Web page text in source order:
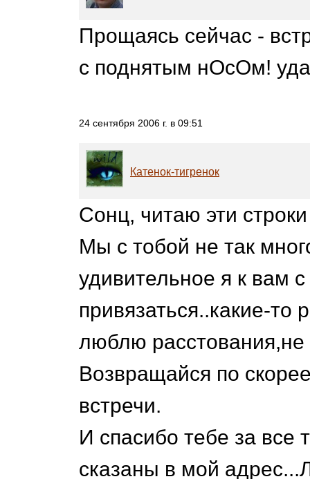
Прощаясь сейчас -
с поднятым нОсОм!
24 сентября 2006 г. в 09:51
Катенок-тигренок
Сонц, читаю эти
Мы с тобой не так
удивительное я к вам
привязаться..какие-
люблю
Возвращайся по
встречи.
И спасибо тебе за все
сказаны в мой